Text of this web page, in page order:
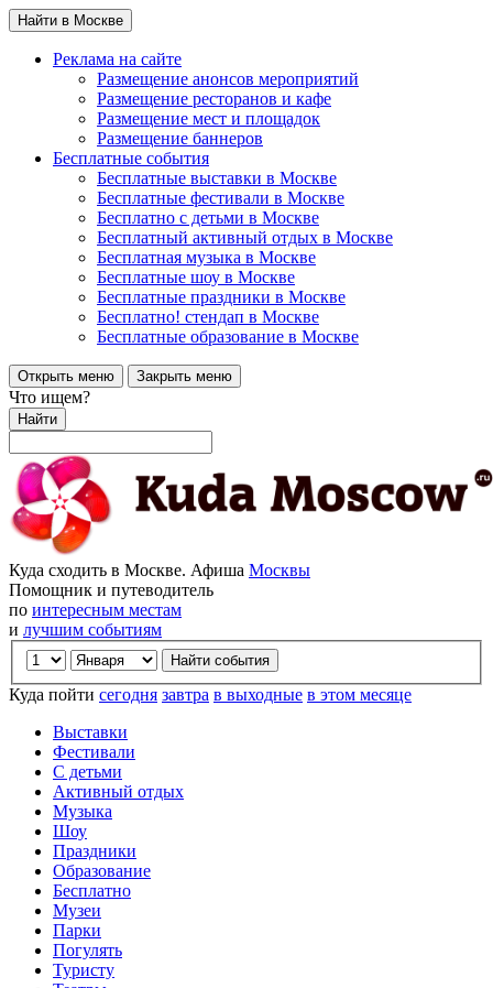
Найти в Москве
Реклама на сайте
Размещение анонсов мероприятий
Размещение ресторанов и кафе
Размещение мест и площадок
Размещение баннеров
Бесплатные события
Бесплатные выставки в Москве
Бесплатные фестивали в Москве
Бесплатно с детьми в Москве
Бесплатный активный отдых в Москве
Бесплатная музыка в Москве
Бесплатные шоу в Москве
Бесплатные праздники в Москве
Бесплатно! стендап в Москве
Бесплатные образование в Москве
Открыть меню Закрыть меню
Что ищем?
Найти
Куда сходить в Москве. Афиша Москвы
Помощник и путеводитель
по интересным местам
и лучшим событиям
Куда пойти сегодня завтра в выходные в этом месяце
Выставки
Фестивали
С детьми
Активный отдых
Музыка
Шоу
Праздники
Образование
Бесплатно
Музеи
Парки
Погулять
Туристу